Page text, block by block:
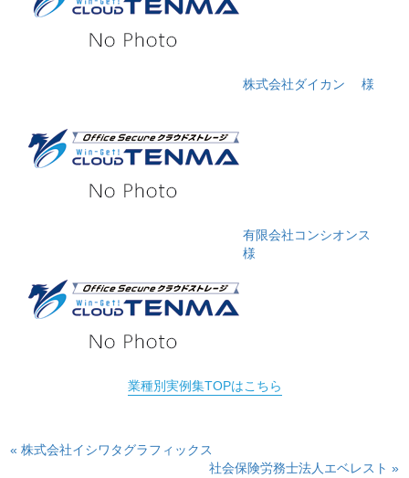
株式会社ダイカン 様
有限会社コンシオンス
様
業種別実例集TOPはこちら
« 株式会社イシワタグラフィックス
社会保険労務士法人エベレスト »